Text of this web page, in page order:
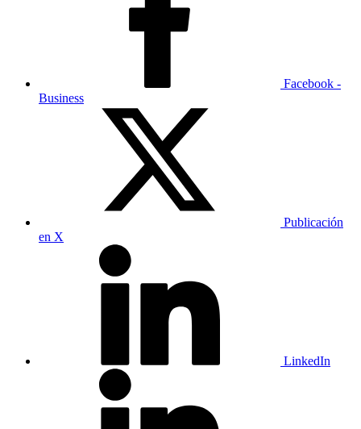
Facebook -
Business
Publicación
en X
LinkedIn